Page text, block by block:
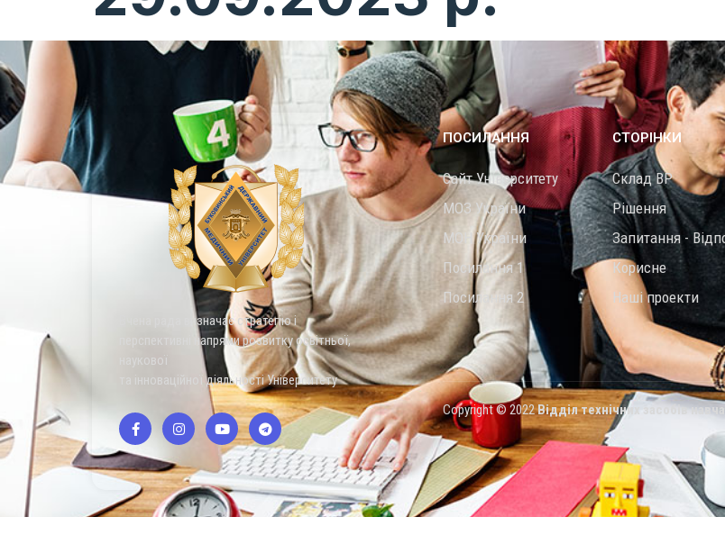
Вчена рада визначає стратегію і
перспективні напрями розвитку освітньої,
наукової
та інноваційної діяльності Університету
ПОСИЛАННЯ
Сайт Університету
МОЗ України
МОН України
Посилання 1
Посилання 2
СТОРІНКИ
Склад ВР
Рішення
Запитання -
Корисне
Наші проекти
Copyright © 2022Відділ технічних засобів